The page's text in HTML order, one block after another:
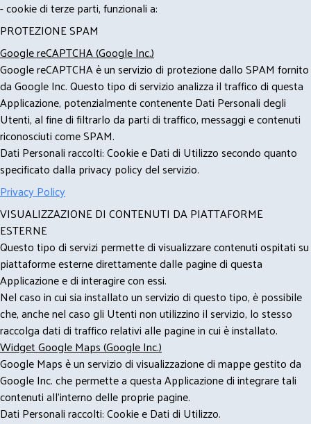
- cookie di terze parti, funzionali a:
PROTEZIONE SPAM
Google reCAPTCHA (Google Inc.)
Google reCAPTCHA è un servizio di protezione dallo SPAM fornito
da Google Inc. Questo tipo di servizio analizza il traffico di questa
Applicazione, potenzialmente contenente Dati Personali degli
Utenti, al fine di filtrarlo da parti di traffico, messaggi e contenuti
riconosciuti come SPAM.
Dati Personali raccolti: Cookie e Dati di Utilizzo secondo quanto
specificato dalla privacy policy del servizio.
Privacy Policy
VISUALIZZAZIONE DI CONTENUTI DA PIATTAFORME
ESTERNE
Questo tipo di servizi permette di visualizzare contenuti ospitati su
piattaforme esterne direttamente dalle pagine di questa
Applicazione e di interagire con essi.
Nel caso in cui sia installato un servizio di questo tipo, è possibile
che, anche nel caso gli Utenti non utilizzino il servizio, lo stesso
raccolga dati di traffico relativi alle pagine in cui è installato.
Widget Google Maps (Google Inc.)
Google Maps è un servizio di visualizzazione di mappe gestito da
Google Inc. che permette a questa Applicazione di integrare tali
contenuti all'interno delle proprie pagine.
Dati Personali raccolti: Cookie e Dati di Utilizzo.